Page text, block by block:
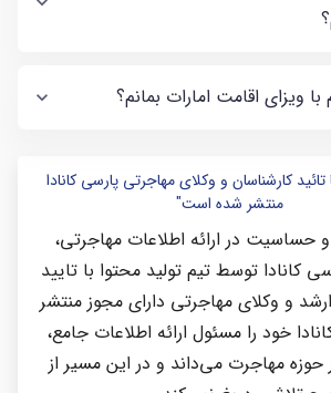
ویزای اقامت امارات بمانم؟
کارشناسان و وکلای مهاجرتی پارسی کانادا
منتشر شده است"
حساسیت در ارائه اطلاعات مهاجرتی،
کانادا توسط تیم تولید محتوا با تایید
و وکلای مهاجرتی دارای مجوز منتشر
خود را مسئول ارائه اطلاعات جامع،
مهاجرت می‌داند و در این مسیر از